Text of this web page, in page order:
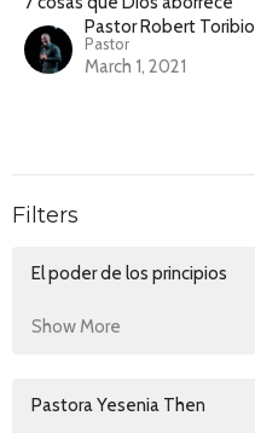
Pastor Robert Toribio
Pastor
March 1, 2021
Filters
El poder de los principios
Show More
Pastora Yesenia Then